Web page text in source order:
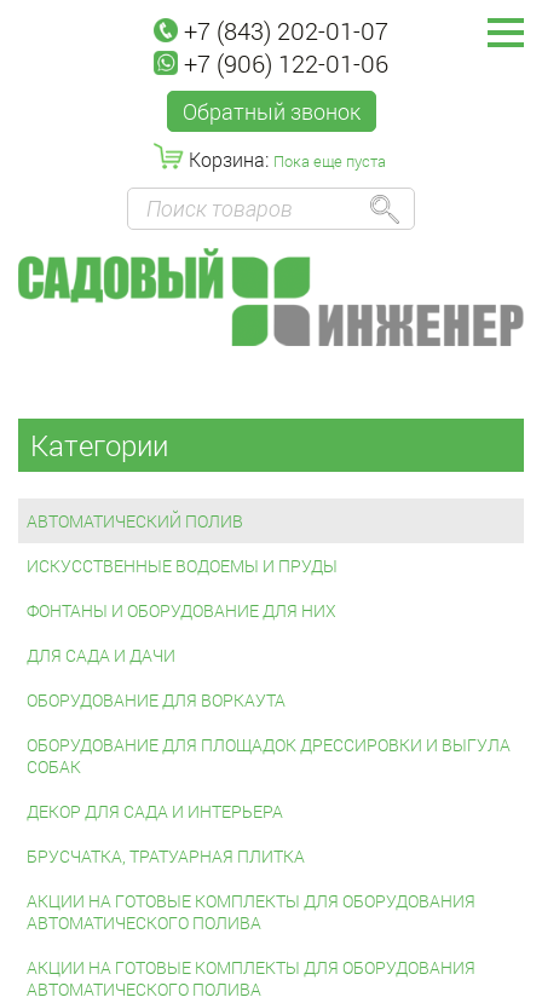
+7 (843) 202-01-07
+7 (906) 122-01-06
Обратный звонок
Корзина: Пока еще пуста
Категории
АВТОМАТИЧЕСКИЙ ПОЛИВ
ИСКУССТВЕННЫЕ ВОДОЕМЫ И ПРУДЫ
ФОНТАНЫ И ОБОРУДОВАНИЕ ДЛЯ НИХ
ДЛЯ САДА И ДАЧИ
ОБОРУДОВАНИЕ ДЛЯ ВОРКАУТА
ОБОРУДОВАНИЕ ДЛЯ ПЛОЩАДОК ДРЕССИРОВКИ И ВЫГУЛА
СОБАК
ДЕКОР ДЛЯ САДА И ИНТЕРЬЕРА
БРУСЧАТКА, ТРАТУАРНАЯ ПЛИТКА
АКЦИИ НА ГОТОВЫЕ КОМПЛЕКТЫ ДЛЯ ОБОРУДОВАНИЯ
АВТОМАТИЧЕСКОГО ПОЛИВА
АКЦИИ НА ГОТОВЫЕ КОМПЛЕКТЫ ДЛЯ ОБОРУДОВАНИЯ
АВТОМАТИЧЕСКОГО ПОЛИВА